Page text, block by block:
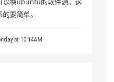
要简单。
at 10:14AM